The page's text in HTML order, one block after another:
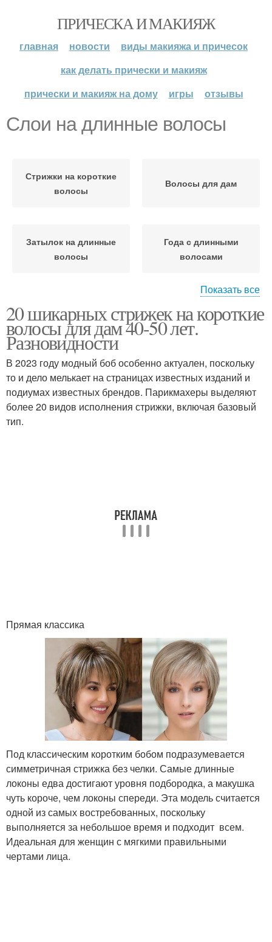
ПРИЧЕСКА И МАКИЯЖ
главная новости
виды макияжа и причесок
как делать прически и макияж
прически и макияж на дому
игры отзывы
Слои на длинные волосы
Стрижки на короткие
волосы
Волосы для дам
Затылок на длинные
волосы
Года с длинными
волосами
волосы
Волосы для женщин
Длинные волосы
Показать все
20 шикарных стрижек на короткие
волосы для дам 40-50 лет.
Разновидности
В 2023 году модный боб особенно актуален, поскольку
то и дело мелькает на страницах известных изданий и
подиумах известных брендов. Парикмахеры выделяют
более 20 видов исполнения стрижки, включая базовый
тип.
Прямая классика
Под классическим коротким бобом подразумевается
симметричная стрижка без челки. Самые длинные
локоны едва достигают уровня подбородка, а макушка
чуть короче, чем локоны спереди. Эта модель считается
одной из самых востребованных, поскольку
выполняется за небольшое время и подходит всем.
Идеальная для женщин с мягкими правильными
чертами лица.